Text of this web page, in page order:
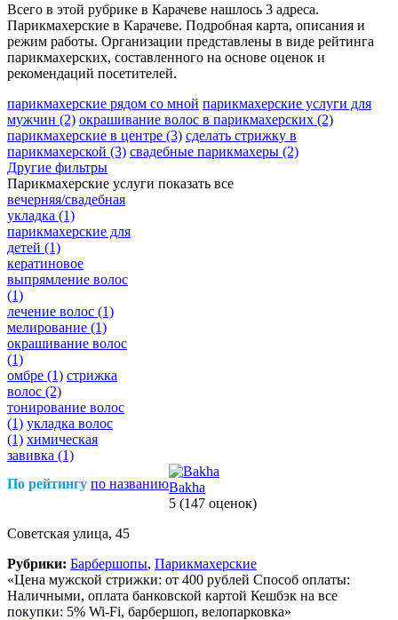
Всего в этой рубрике в Карачеве нашлось 3 адреса.
Парикмахерские в Карачеве. Подробная карта, описания и
режим работы. Организации представлены в виде рейтинга
парикмахерских, составленного на основе оценок и
рекомендаций посетителей.
парикмахерские рядом со мной парикмахерские услуги для
мужчин (2) окрашивание волос в парикмахерских (2)
парикмахерские в центре (3) сделать стрижку в
парикмахерской (3) свадебные парикмахеры (2)
Другие фильтры
Парикмахерские услуги показать все
вечерняя/свадебная
укладка (1)
парикмахерские для
детей (1)
кератиновое
выпрямление волос
(1)
лечение волос (1)
мелирование (1)
окрашивание волос
(1)
омбре (1) стрижка
волос (2)
тонирование волос
(1) укладка волос
(1) химическая
завивка (1)
По рейтингу по названиюBakha
5 (147 оценок)
Советская улица, 45
Рубрики: Барбершопы, Парикмахерские
«Цена мужской стрижки: от 400 рублей Способ оплаты:
Наличными, оплата банковской картой Кешбэк на все
покупки: 5% Wi-Fi, барбершоп, велопарковка»